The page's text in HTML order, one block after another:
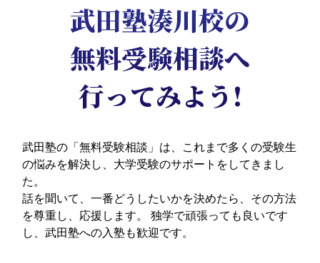
武田塾湊川校の
無料受験相談へ
行ってみよう!
武田塾の「無料受験相談」は、これまで多くの受験生
の悩みを解決し、大学受験のサポートをしてきまし
た。
話を聞いて、一番どうしたいかを決めたら、その方法
を尊重し、応援します。
独学で頑張っても良いです
し、武田塾への入塾も歓迎です。